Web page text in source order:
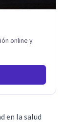
online y
en la salud